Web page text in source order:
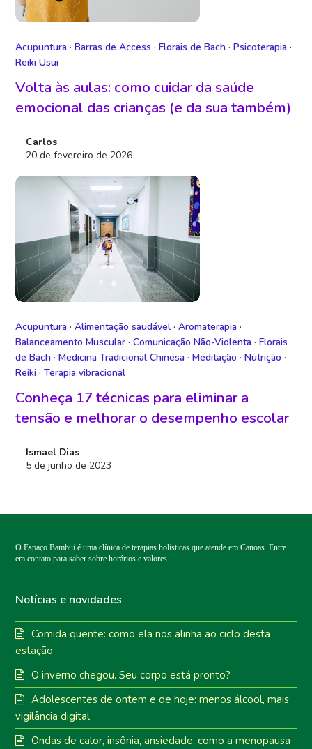
Acupuntura ·Barras de Access ·Florais de Bach ·Psicoterapia ·
Reiki Usui
Volta às aulas: como cuidar da saúde
emocional das crianças (e da sua também)
Carlos
20 de fevereiro de 2026
Acupuntura ·Alimentação saudável ·Aromaterapia ·
Balanceamento Muscular ·Comunicação Não-Violenta ·Florais
de Bach ·Medicina Tradicional Chinesa ·Meditação ·Nutrição ·
Reiki ·Terapia vibracional
Conheça 17 técnicas para eliminar a
tensão e melhorar o desempenho escolar
Ismael Dias
5 de junho de 2023
O Espaço Bambuí é uma clínica de terapias holísticas que atende em Canoas. Entre
em contato para saber sobre horários e valores.
Notícias e novidades
Comida quente: como ela nos alinha ao ciclo desta
estação
O inverno chegou. Seu corpo está pronto?
Adolescentes de ontem e de hoje: menos álcool, mais
vigilância digital
Ondas de calor, insônia, ansiedade: como a menopausa